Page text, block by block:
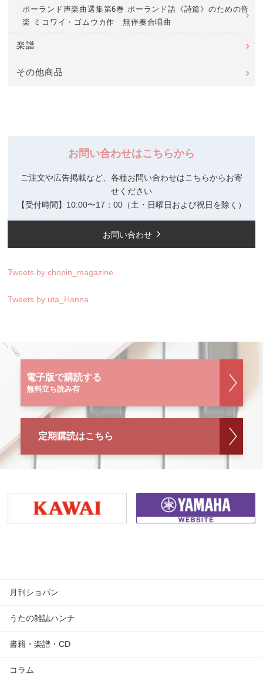
ポーランド声楽曲選集第6巻 ポーランド語《詩篇》のための音
楽 ミコワイ・ゴムウカ作 無伴奏合唱曲
楽譜
その他商品
お問い合わせはこちらから
ご注文や広告掲載など、各種お問い合わせはこちらからお寄
せください
【受付時間】10:00〜17：00（土・日曜日および祝日を除く）
お問い合わせ
Tweets by chopin_magazine
Tweets by uta_Hanna
電子版で購読する
無料立ち読み有
定期購読はこちら
月刊ショパン
うたの雑誌ハンナ
書籍・楽譜・CD
コラム